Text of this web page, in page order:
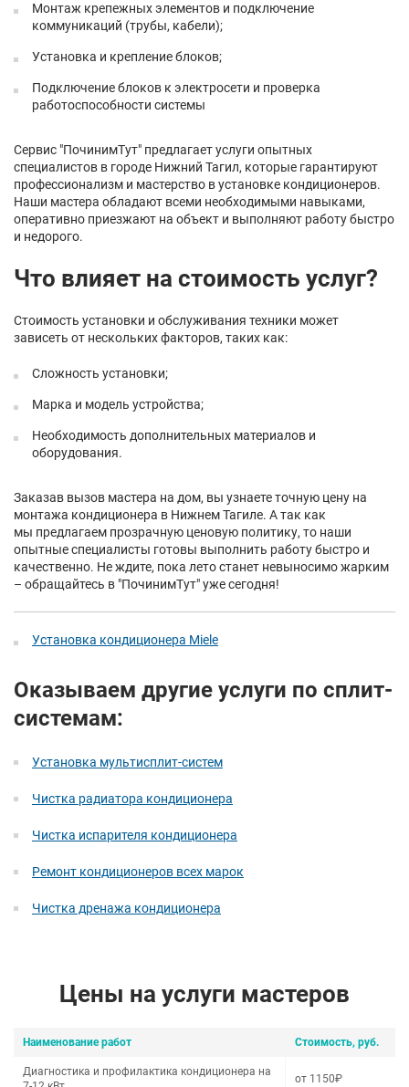
Монтаж крепежных элементов и подключение
коммуникаций (трубы, кабели);
Установка и крепление блоков;
Подключение блоков к электросети и проверка
работоспособности системы
Сервис "ПочинимТут" предлагает услуги опытных
специалистов в городе Нижний Тагил, которые гарантируют
профессионализм и мастерство в установке кондиционеров.
Наши мастера обладают всеми необходимыми навыками,
оперативно приезжают на объект и выполняют работу быстро
и недорого.
Что влияет на стоимость услуг?
Стоимость установки и обслуживания техники может
зависеть от нескольких факторов, таких как:
Сложность установки;
Марка и модель устройства;
Необходимость дополнительных материалов и
оборудования.
Заказав вызов мастера на дом, вы узнаете точную цену на
монтажа кондиционера в Нижнем Тагиле. А так как
мы предлагаем прозрачную ценовую политику, то наши
опытные специалисты готовы выполнить работу быстро и
качественно. Не ждите, пока лето станет невыносимо жарким
– обращайтесь в "ПочинимТут" уже сегодня!
Установка кондиционера Miele
Оказываем другие услуги по сплит-
системам:
Установка мультисплит-систем
Чистка радиатора кондиционера
Чистка испарителя кондиционера
Ремонт кондиционеров всех марок
Чистка дренажа кондиционера
Цены на услуги мастеров
Наименование работ Стоимость, руб.
Диагностика и профилактика кондиционера на
от 1150₽